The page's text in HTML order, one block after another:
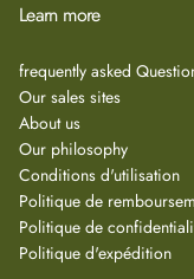
Learn more
frequently asked
Our sales sites
About us
Our philosophy
Conditions d'utilisation
Politique de
Politique de
Politique d'expédition